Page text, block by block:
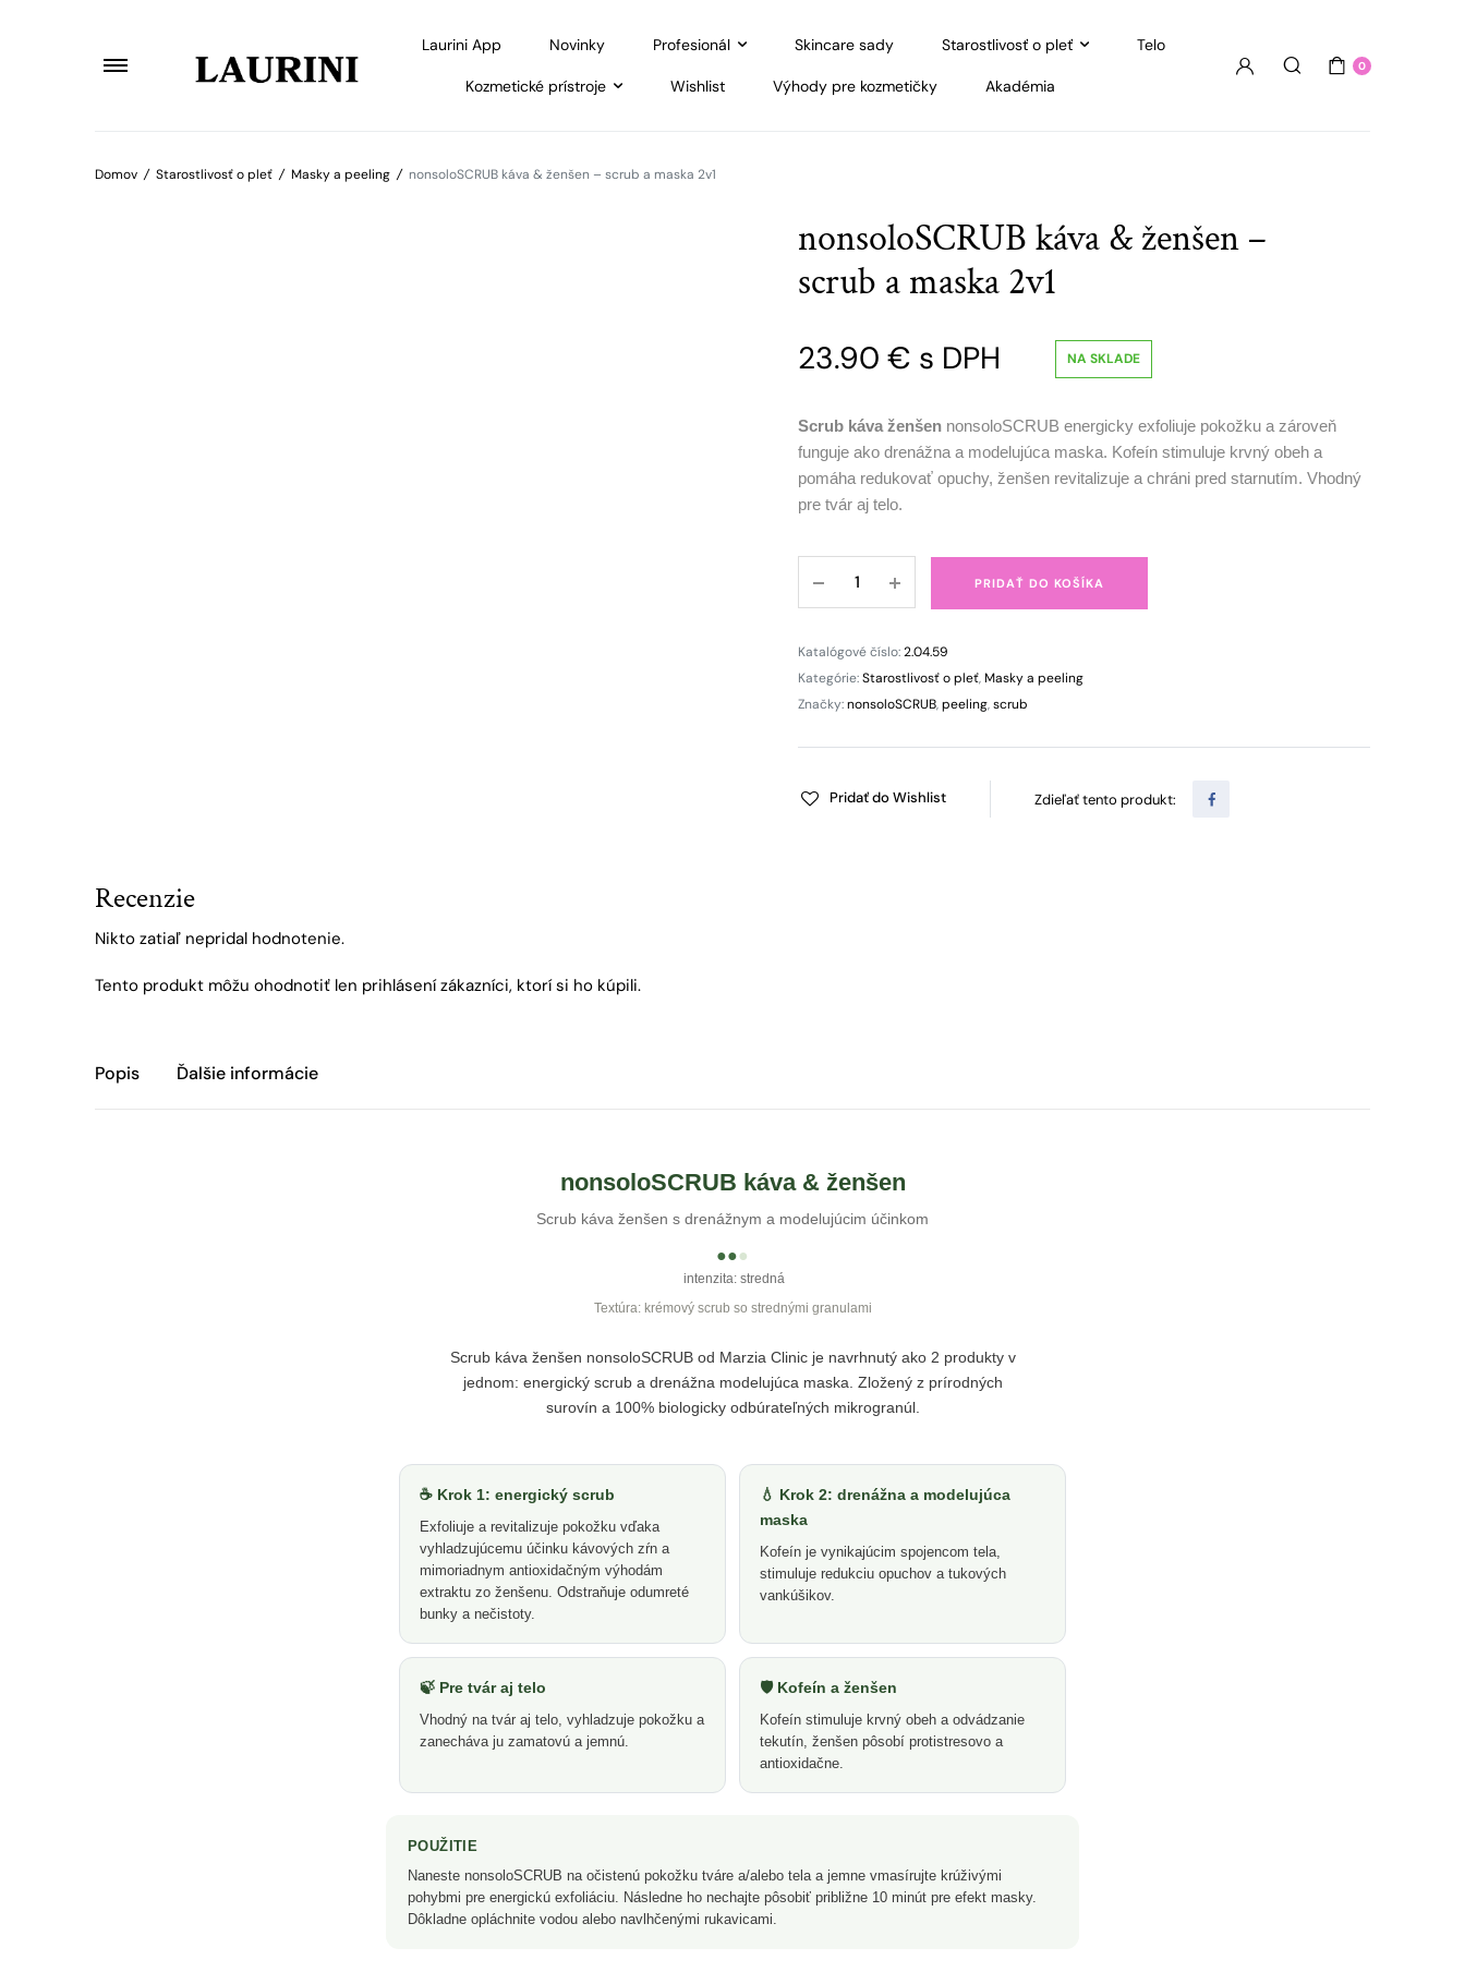
Laurini App Novinky Profesionál Skincare sady Starostlivosť o pleť Telo
Kozmetické prístroje Wishlist Výhody pre kozmetičky Akadémia
0
Domov / Starostlivosť o pleť / Masky a peeling / nonsoloSCRUB káva & ženšen – scrub a maska 2v1
nonsoloSCRUB káva & ženšen –
scrub a maska 2v1
23.90 € s DPH NA SKLADE
Scrub káva ženšen nonsoloSCRUB energicky exfoliuje pokožku a zároveň
funguje ako drenážna a modelujúca maska. Kofeín stimuluje krvný obeh a
pomáha redukovať opuchy, ženšen revitalizuje a chráni pred starnutím. Vhodný
pre tvár aj telo.
káva
ženšen
–
scrub
maska
quantity
PRIDAŤ DO KOŠÍKA
Katalógové číslo:2.04.59
Kategórie:Starostlivosť o pleť,Masky a peeling
Značky:nonsoloSCRUB,peeling,scrub
Pridať do Wishlist Zdieľať tento produkt:
Recenzie
Nikto zatiaľ nepridal hodnotenie.
Tento produkt môžu ohodnotiť len prihlásení zákazníci, ktorí si ho kúpili.
Popis Ďalšie informácie
nonsoloSCRUB káva & ženšen
Scrub káva ženšen s drenážnym a modelujúcim účinkom
●●●
intenzita: stredná
Textúra: krémový scrub so strednými granulami
Scrub káva ženšen nonsoloSCRUB od Marzia Clinic je navrhnutý ako 2 produkty v
jednom: energický scrub a drenážna modelujúca maska. Zložený z prírodných
surovín a 100% biologicky odbúrateľných mikrogranúl.
☕ Krok 1: energický scrub
Exfoliuje a revitalizuje pokožku vďaka
vyhladzujúcemu účinku kávových zŕn a
mimoriadnym antioxidačným výhodám
extraktu zo ženšenu. Odstraňuje odumreté
bunky a nečistoty.
💧 Krok 2: drenážna a modelujúca
maska
Kofeín je vynikajúcim spojencom tela,
stimuluje redukciu opuchov a tukových
vankúšikov.
🍃 Pre tvár aj telo
Vhodný na tvár aj telo, vyhladzuje pokožku a
zanecháva ju zamatovú a jemnú.
🛡️ Kofeín a ženšen
Kofeín stimuluje krvný obeh a odvádzanie
tekutín, ženšen pôsobí protistresovo a
antioxidačne.
POUŽITIE
Naneste nonsoloSCRUB na očistenú pokožku tváre a/alebo tela a jemne vmasírujte krúživými
pohybmi pre energickú exfoliáciu. Následne ho nechajte pôsobiť približne 10 minút pre efekt masky.
Dôkladne opláchnite vodou alebo navlhčenými rukavicami.